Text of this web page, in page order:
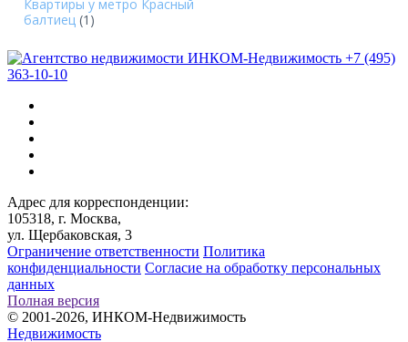
Квартиры у метро Красный
балтиец (1)
+7 (495)
363-10-10
Адрес для корреспонденции:
105318, г. Москва,
ул. Щербаковская, 3
Ограничение ответственности Политика
конфиденциальности Согласие на обработку персональных
данных
Полная версия
© 2001-2026, ИНКОМ-Недвижимость
Недвижимость